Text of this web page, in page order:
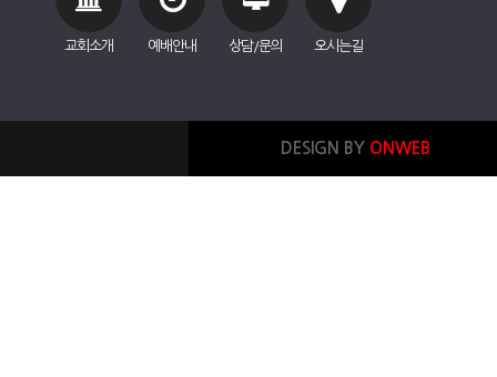
교회소개 예배안내 상담/문의 오시는길
DESIGN BY ONWEB